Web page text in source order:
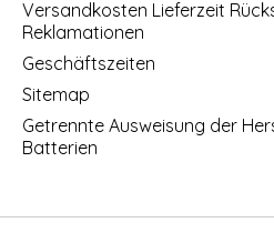
Versandkosten Lieferzeit
Reklamationen
Geschäftszeiten
Sitemap
Getrennte Ausweisung der
Batterien